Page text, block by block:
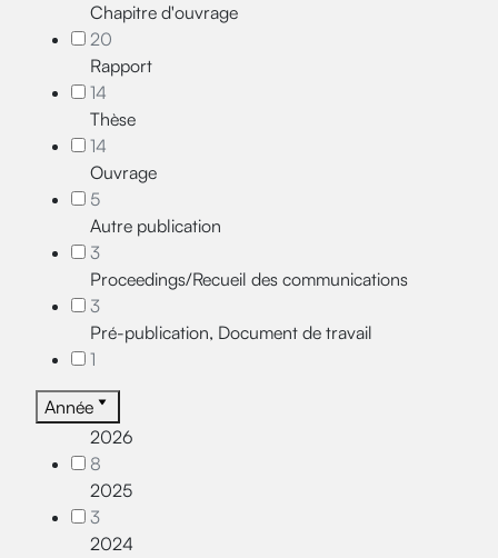
Chapitre d'ouvrage
20
Rapport
14
Thèse
14
Ouvrage
5
Autre publication
3
Proceedings/Recueil des communications
3
Pré-publication, Document de travail
1
Année
2026
8
2025
3
2024